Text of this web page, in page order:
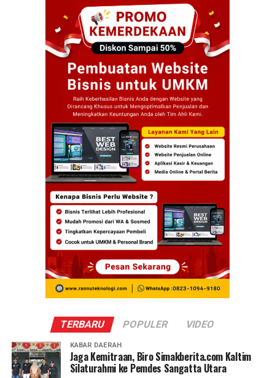
TERBARU POPULER VIDEO
KABAR DAERAH
Jaga Kemitraan, Biro Simakberita.com Kaltim
Silaturahmi ke Pemdes Sangatta Utara